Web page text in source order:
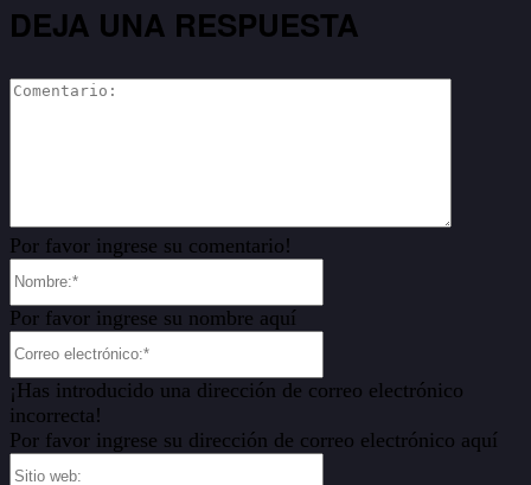
DEJA UNA RESPUESTA
Por favor ingrese su comentario!
Por favor ingrese su nombre aquí
¡Has introducido una dirección de correo electrónico
incorrecta!
Por favor ingrese su dirección de correo electrónico aquí